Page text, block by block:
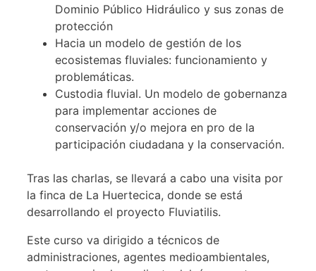
Dominio Público Hidráulico y sus zonas de
protección
Hacia un modelo de gestión de los
ecosistemas fluviales: funcionamiento y
problemáticas.
Custodia fluvial. Un modelo de gobernanza
para implementar acciones de
conservación y/o mejora en pro de la
participación ciudadana y la conservación.
Tras las charlas, se llevará a cabo una visita por
la finca de La Huertecica, donde se está
desarrollando el proyecto Fluviatilis.
Este curso va dirigido a técnicos de
administraciones, agentes medioambientales,